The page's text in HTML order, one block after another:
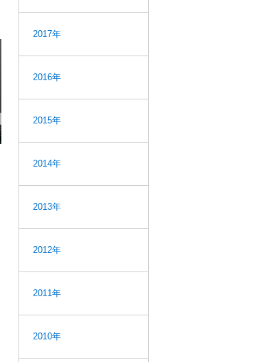
2017年
2016年
2015年
2014年
2013年
2012年
2011年
2010年